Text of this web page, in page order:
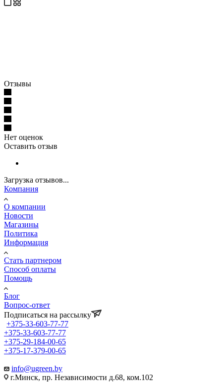
Отзывы
Нет оценок
Оставить отзыв
Загрузка отзывов...
Компания
О компании
Новости
Магазины
Политика
Информация
Стать партнером
Способ оплаты
Помощь
Блог
Вопрос-ответ
Подписаться на рассылку
+375-33-603-77-77
+375-33-603-77-77
+375-29-184-00-65
+375-17-379-00-65
info@ugreen.by
г.Минск, пр. Независимости д.68, ком.102